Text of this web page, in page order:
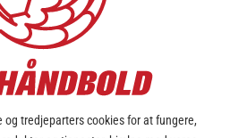
aktiveringen med
hovedsponsorer
samarbejdspartnere
sammenhængende billede
practice” på events fra
tredjeparters cookies for at fungere,